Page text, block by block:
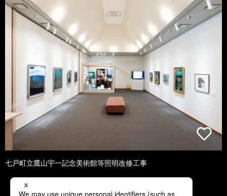
七戸町立鷹山宇一記念美術館等照明改修工事